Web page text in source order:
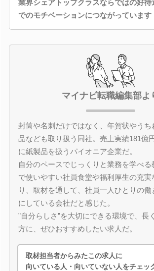
業界シェアトップクラスならではの好待
でのモチベーションにつながっています
マイナビ転職編集部よ
封筒や名刺だけではなく、年賀状やうち
品なども取り扱う同社。売上実績181億
に紙製品を扱うパイオニア企業だ。
自分のペースでじっくりと業務を学べる
で使いやすい社員食堂や福利厚生の充実
り、取材を通して、社員一人ひとりの
にしている会社だと感じた。
”自分らしさ”を大切にできる環境で、長
方に、ぜひおすすめしたい求人だ。
取材担当者からみたこの求人に
向いている人・向いていない人をチェッ